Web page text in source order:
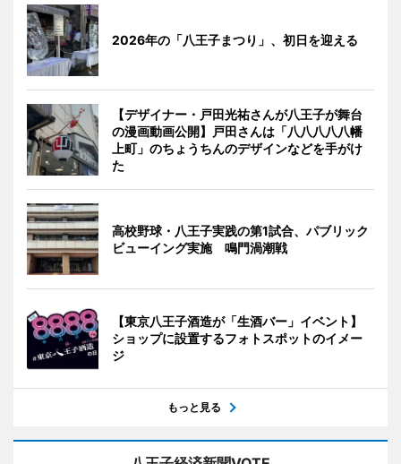
2026年の「八王子まつり」、初日を迎える
【デザイナー・戸田光祐さんが八王子が舞台
の漫画動画公開】戸田さんは「八八八八八幡
上町」のちょうちんのデザインなどを手がけ
た
高校野球・八王子実践の第1試合、パブリック
ビューイング実施 鳴門渦潮戦
【東京八王子酒造が「生酒バー」イベント】
ショップに設置するフォトスポットのイメー
ジ
もっと見る